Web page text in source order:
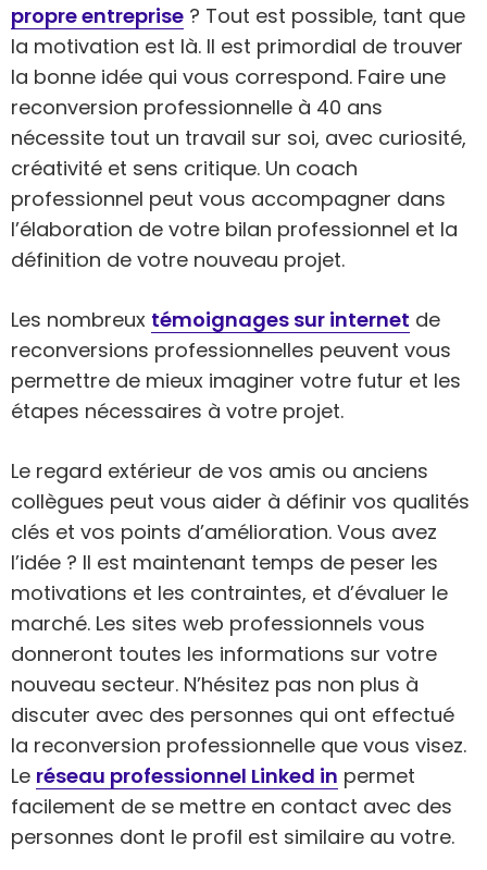
propre entreprise ? Tout est possible, tant que
la motivation est là. Il est primordial de trouver
la bonne idée qui vous correspond. Faire une
reconversion professionnelle à 40 ans
nécessite tout un travail sur soi, avec curiosité,
créativité et sens critique. Un coach
professionnel peut vous accompagner dans
l’élaboration de votre bilan professionnel et la
définition de votre nouveau projet.
Les nombreux témoignages sur internet de
reconversions professionnelles peuvent vous
permettre de mieux imaginer votre futur et les
étapes nécessaires à votre projet.
Le regard extérieur de vos amis ou anciens
collègues peut vous aider à définir vos qualités
clés et vos points d’amélioration. Vous avez
l’idée ? Il est maintenant temps de peser les
motivations et les contraintes, et d’évaluer le
marché. Les sites web professionnels vous
donneront toutes les informations sur votre
nouveau secteur. N’hésitez pas non plus à
discuter avec des personnes qui ont effectué
la reconversion professionnelle que vous visez.
Le réseau professionnel Linked in permet
facilement de se mettre en contact avec des
personnes dont le profil est similaire au votre.